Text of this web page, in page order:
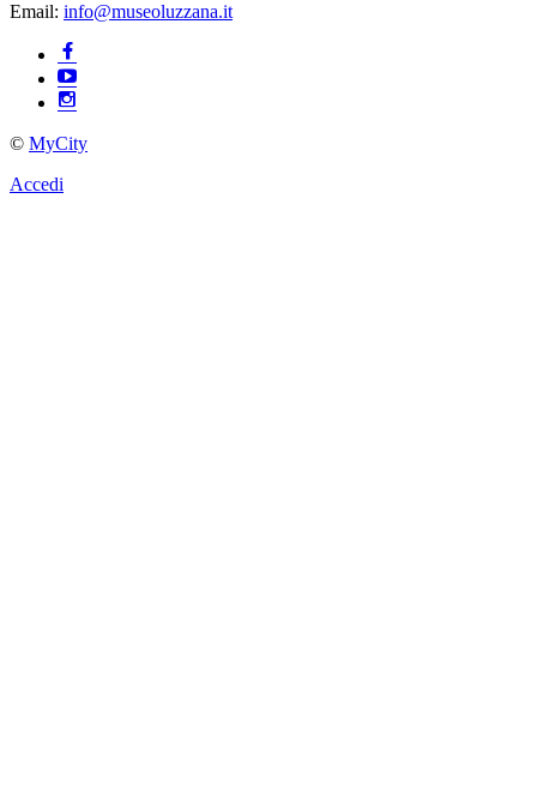
Email: info@museoluzzana.it
© MyCity
Accedi